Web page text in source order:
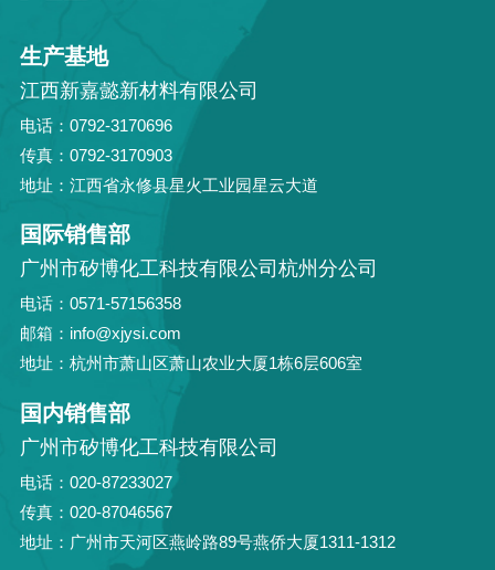
生产基地
江西新嘉懿新材料有限公司
电话：0792-3170696
传真：0792-3170903
地址：江西省永修县星火工业园星云大道
国际销售部
广州市矽博化工科技有限公司杭州分公司
电话：0571-57156358
邮箱：info@xjysi.com
地址：杭州市萧山区萧山农业大厦1栋6层606室
国内销售部
广州市矽博化工科技有限公司
电话：020-87233027
传真：020-87046567
地址：广州市天河区燕岭路89号燕侨大厦1311-1312